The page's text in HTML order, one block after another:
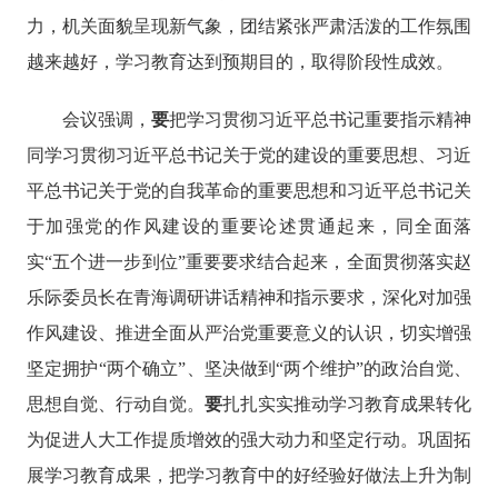
力 ， 机关面貌呈现新气象 ，团结紧张严肃活泼的工作氛围
越来越好， 学习教育达到预期目的，取得阶段性成效。
会议强调， 要把学习贯彻习近平总书记重要指示精神
同学习贯彻习近平总书记关于党的建设的重要思想、习近
平总书记关于党的自我革命的重要思想和习近平总书记关
于加强党的作风建设的重要论述贯通起来，同全面落
实“五个进一步到位”重要要求结合起来 ，全面贯彻落实赵
乐际委员长在青海调研讲话精神和指示要求，深化对加强
作风建设、推进全面从严治党重要意义的认识，切实增强
坚定拥护“两个确立”、坚决做到“两个维护”的政治自觉、
思想自觉、行动自觉。要扎扎实实推动学习教育成果转化
为促进人大工作提质增效的强大动力和坚定行动。巩固拓
展学习教育成果，把学习教育中的好经验好做法上升为制